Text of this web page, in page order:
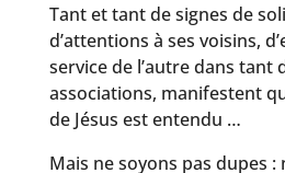
Tant et tant de signes de
d’attentions à ses voisins,
service de l’autre dans tant
associations, manifestent
de Jésus est entendu …
Mais ne soyons pas dupes :